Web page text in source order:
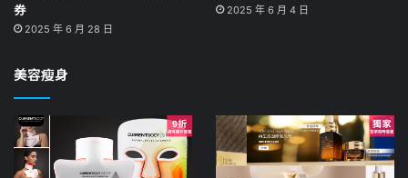
券
2025 年 6 月 28 日
2025 年 6 月 4 日
美容瘦身